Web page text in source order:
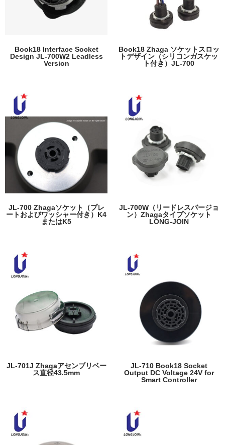
Book18 Interface Socket
Design JL-700W2 Leadless
Version
Book18 Zhaga ソケットスロッ
トデザイン（シリコンガスケッ
ト付き）JL-700
JL-700 Zhagaソケット（プレ
ートおよびワッシャー付き）K4
またはK5
JL-700W（リードレスバージョ
ン）Zhagaタイプソケット
LONG-JOIN
JL-701J Zhagaアセンブリベー
ス直径43.5mm
JL-710 Book18 Socket
Output DC Voltage 24V for
Smart Controller